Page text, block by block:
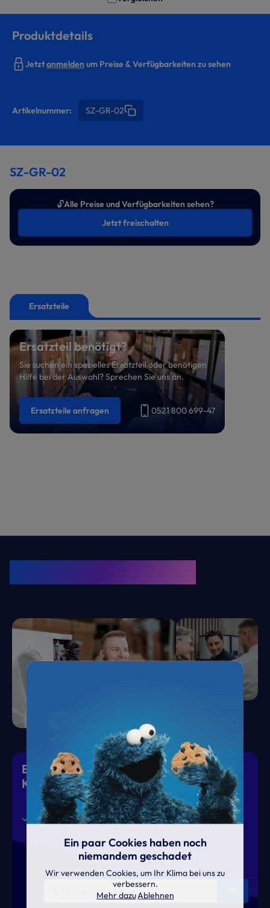
Produktdetails
Jetztanmeldenum Preise & Verfügbarkeiten zu sehen
Artikelnummer: SZ-GR-02
SZ-GR-02
🔓Alle Preise und Verfügbarkeiten sehen?
Jetzt freischalten
Ersatzteile
Ersatzteil benötigt?
Sie suchen ein spezielles Ersatzteil oder benötigen
Hilfe bei der Auswahl? Sprechen Sie uns an.
Ersatzteile anfragen 0521 800 699-47
Eiskalte Deals & heiße News für gutes
Klima
Aktionen News Termine
Ein paar Cookies haben noch
niemandem geschadet
Wir verwenden Cookies, um Ihr Klima bei uns zu
verbessern.
Mehr dazuAblehnen